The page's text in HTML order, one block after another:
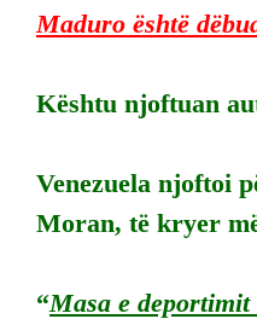
Maduro është
Kështu njoftuan
Venezuela njoftoi
Moran, të kryer
“Masa e